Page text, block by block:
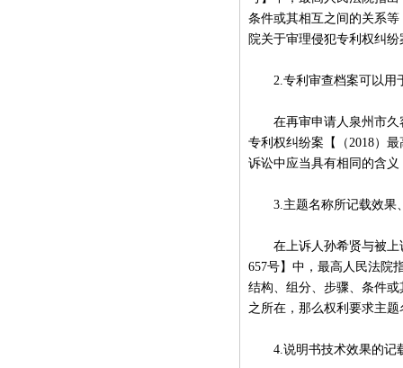
条件或其相互之间的关系
院关于审理侵犯专利权纠
2.专利审查档案可以用
在再审申请人泉州市久
专利权纠纷案【（2018）
诉讼中应当具有相同的含
3.主题名称所记载效果
在上诉人孙希贤与被上诉
657号】中，最高人民法院
结构、组分、步骤、条件
之所在，那么权利要求主
4.说明书技术效果的记